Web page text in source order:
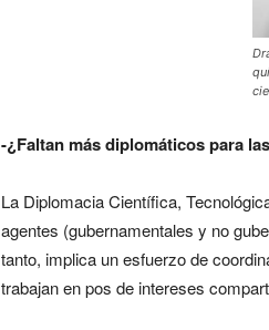
-¿Faltan más diplomáticos para
La Diplomacia Científica,
agentes (gubernamentales y no
tanto, implica un esfuerzo de
trabajan en pos de intereses